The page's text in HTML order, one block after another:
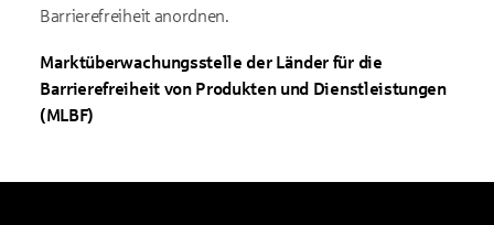
Barrierefreiheit anordnen.
Marktüberwachungsstelle der Länder für die
Barrierefreiheit von Produkten und Dienstleistungen
(MLBF)